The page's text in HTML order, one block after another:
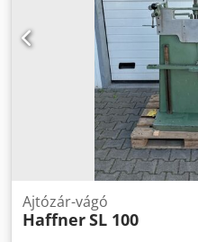
Ajtózár-vágó
HaffnerSL 100